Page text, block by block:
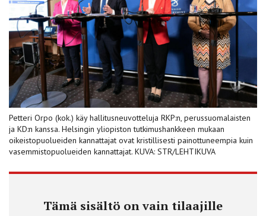
Petteri Orpo (kok.) käy hallitusneuvotteluja RKP:n, perussuomalaisten
ja KD:n kanssa. Helsingin yliopiston tutkimushankkeen mukaan
oikeistopuolueiden kannattajat ovat kristillisesti painottuneempia kuin
vasemmistopuolueiden kannattajat. KUVA: STR/LEHTIKUVA
Tämä sisältö on vain tilaajille